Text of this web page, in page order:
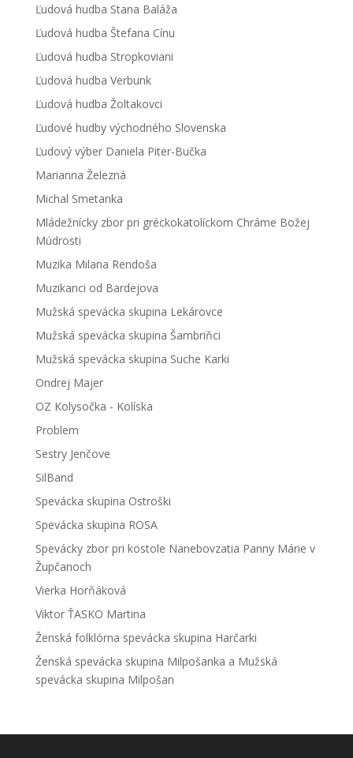
Ľudová hudba Stana Baláža
Ľudová hudba Štefana Cínu
Ľudová hudba Stropkoviani
Ľudová hudba Verbunk
Ľudová hudba Žoltakovci
Ľudové hudby východného Slovenska
Ľudový výber Daniela Piter-Bučka
Marianna Železná
Michal Smetanka
Mládežnícky zbor pri gréckokatolíckom Chráme Božej
Múdrosti
Muzika Milana Rendoša
Muzikanci od Bardejova
Mužská spevácka skupina Lekárovce
Mužská spevácka skupina Šambriňci
Mužská spevácka skupina Suche Karki
Ondrej Majer
OZ Kolysočka - Kolíska
Problem
Sestry Jenčove
SilBand
Spevácka skupina Ostroški
Spevácka skupina ROSA
Spevácky zbor pri kostole Nanebovzatia Panny Márie v
Župčanoch
Vierka Horňáková
Viktor ŤASKO Martina
Ženská folklórna spevácka skupina Harčarki
Ženská spevácka skupina Milpošanka a Mužská
spevácka skupina Milpošan